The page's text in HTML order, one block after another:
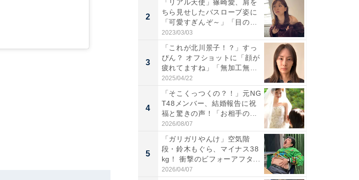
2
「リアル天使」篠崎愛、肩を
ちら見せしたバスローブ姿に
「可愛すぎんぞ～」「目の表
情...
2023/03/03
3
「これが北川景子！？」すっ
ぴん？ オフショットに「顔が
疲れてますね」「無加工無
表...
2025/04/22
4
「そこくっつくの？！」元NG
T48メンバー、結婚報告に祝
福と驚きの声！「お相手の...
2026/08/07
5
「ガリガリやんけ」空気階
段・鈴木もぐら、マイナス38
kg！ 衝撃のビフォーアフタ...
2026/04/07